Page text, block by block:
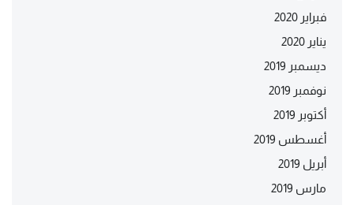
فبراير 2020
يناير 2020
ديسمبر 2019
نوفمبر 2019
أكتوبر 2019
أغسطس 2019
أبريل 2019
مارس 2019